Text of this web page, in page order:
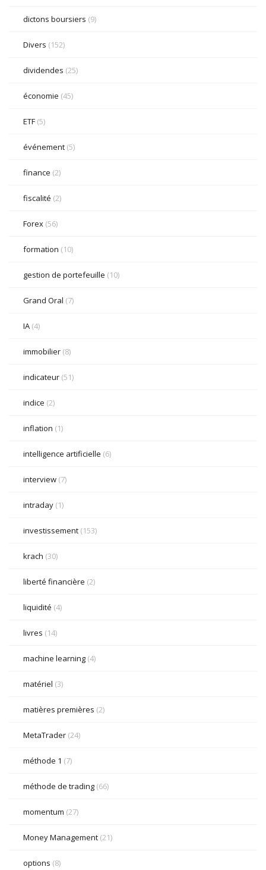
dictons boursiers (9)
Divers (152)
dividendes (25)
économie (45)
ETF (5)
événement (5)
finance (2)
fiscalité (2)
Forex (56)
formation (10)
gestion de portefeuille (10)
Grand Oral (7)
IA (4)
immobilier (8)
indicateur (51)
indice (2)
inflation (1)
intelligence artificielle (6)
interview (7)
intraday (1)
investissement (153)
krach (30)
liberté financière (2)
liquidité (4)
livres (14)
machine learning (4)
matériel (3)
matières premières (2)
MetaTrader (24)
méthode 1 (7)
méthode de trading (66)
momentum (27)
Money Management (21)
options (8)